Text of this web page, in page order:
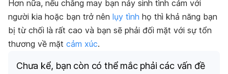
Hơn nữa, nếu chẳng may bạn nảy sinh tình cảm với
người kia hoặc bạn trở nên lụy tình họ thì khả năng bạn
bị từ chối là rất cao và bạn sẽ phải đối mặt với sự tổn
thương về mặt cảm xúc.
Chưa kể, bạn còn có thể mắc phải các vấn đề